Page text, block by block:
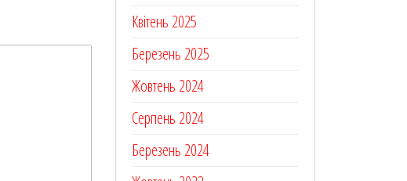
Квітень 2025
Березень 2025
Жовтень 2024
Серпень 2024
Березень 2024